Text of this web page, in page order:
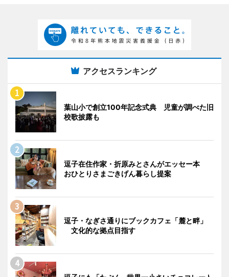
アクセスランキング
葉山小で創立100年記念式典 児童が調べた旧
校歌披露も
逗子在住作家・折原みとさんがエッセー本
おひとりさまごきげん暮らし提案
逗子・なぎさ通りにブックカフェ「麓と畔」
文化的な拠点目指す